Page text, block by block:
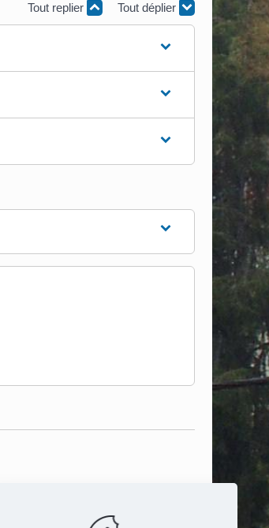
Tout replier
Tout déplier